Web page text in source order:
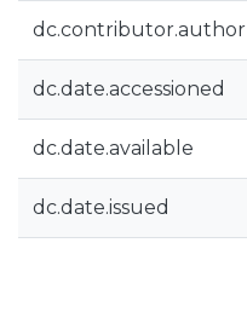
dc.contributor.author
dc.date.accessioned
dc.date.available
dc.date.issued